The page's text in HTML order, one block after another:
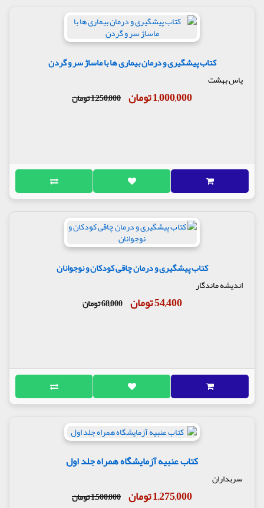
کتاب پیشگیری و درمان بیماری ها با ماساژ سر و گردن
یاس بهشت
1,000,000 تومان 1,250,000 تومان
کتاب پیشگیری و درمان چاقی کودکان و نوجوانان
اندیشه ماندگار
54,400 تومان 68,000 تومان
کتاب عنبیه آزمایشگاه همراه جلد اول
سربداران
1,275,000 تومان 1,500,000 تومان